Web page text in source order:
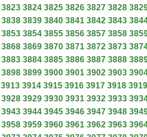
3823 3824 3825 3826 3827 3828
3838 3839 3840 3841 3842 3843
3853 3854 3855 3856 3857 3858
3868 3869 3870 3871 3872 3873
3883 3884 3885 3886 3887 3888
3898 3899 3900 3901 3902 3903
3913 3914 3915 3916 3917 3918 3919
3928 3929 3930 3931 3932 3933
3943 3944 3945 3946 3947 3948
3958 3959 3960 3961 3962 3963